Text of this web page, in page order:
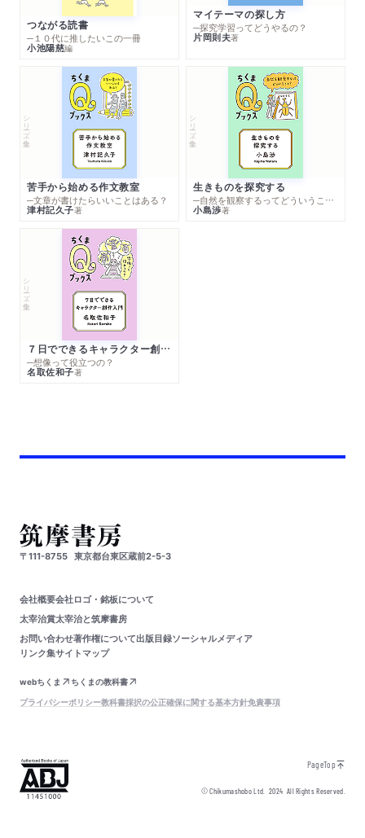
つながる読書
─１０代に推したいこの一冊
小池陽慈編
マイテーマの探し方
─探究学習ってどうやるの？
片岡則夫著
シリーズ・全集
苦手から始める作文教室
─文章が書けたらいいことはある？
津村記久子著
シリーズ・全集
生きものを探究する
─自然を観察するってどういうこと？
小島渉著
シリーズ・全集
７日でできるキャラクター創作入門
─想像って役立つの？
名取佐和子著
〒111-8755 東京都台東区蔵前2-5-3
会社概要会社ロゴ・銘板について
太宰治賞太宰治と筑摩書房
お問い合わせ著作権について出版目録ソーシャルメディア
リンク集サイトマップ
webちくま
ちくまの教科書
プライバシーポリシー教科書採択の公正確保に関する基本方針免責事項
PageTop
© Chikumashobo Ltd.2024 All Rights Reserved.